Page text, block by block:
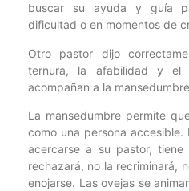
buscar su ayuda y guía
dificultad o en momentos de
Otro pastor dijo
ternura, la afabilidad y el
acompañan a la
La mansedumbre permite
como una persona
acercarse a su pastor,
rechazará, no la recriminará,
enojarse. Las ovejas se